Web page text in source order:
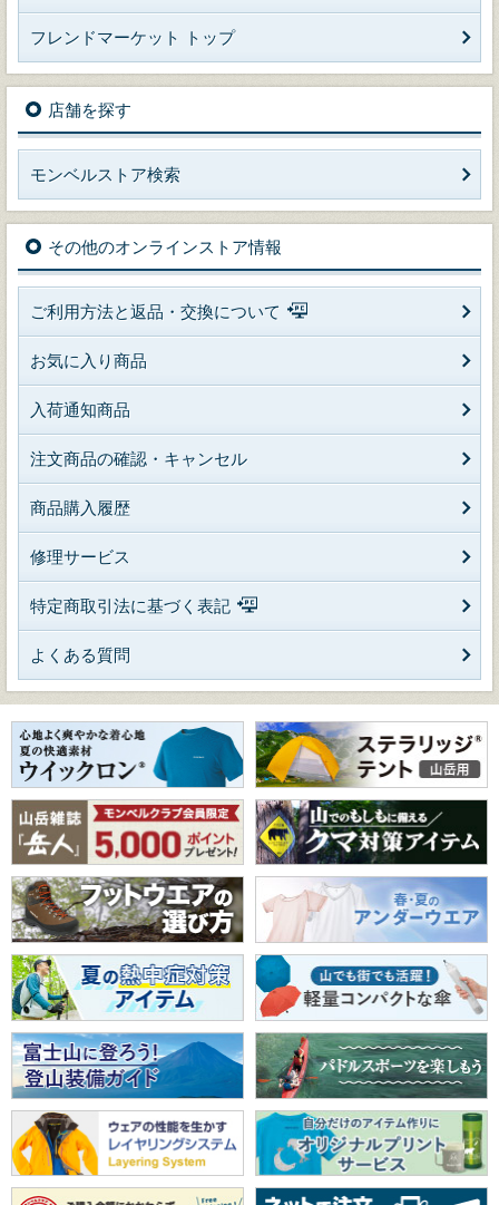
フレンドマーケット トップ
店舗を探す
モンベルストア検索
その他のオンラインストア情報
ご利用方法と返品・交換について
お気に入り商品
入荷通知商品
注文商品の確認・キャンセル
商品購入履歴
修理サービス
特定商取引法に基づく表記
よくある質問